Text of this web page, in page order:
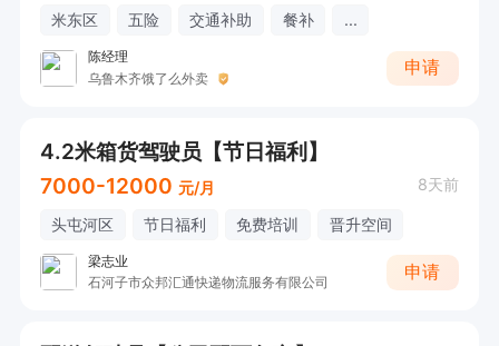
米东区 五险 交通补助 餐补 ...
陈经理
乌鲁木齐饿了么外卖
申请
4.2米箱货驾驶员【节日福利】
7000-12000 元/月 8天前
头屯河区 节日福利 免费培训 晋升空间
梁志业
石河子市众邦汇通快递物流服务有限公司
申请